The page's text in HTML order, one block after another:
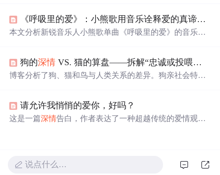
暖力量，引发关于爱情、成长和救赎的思考，带来共鸣与
力量。
《呼吸里的爱》：小熊歌用音乐诠释爱的真谛，在平凡中感受
本文分析新锐音乐人小熊歌单曲《呼吸里的爱》的音乐构
计，探讨旋律结构、歌词叙事逻辑与声音表现力如何共同
构建内敛深情 的听觉体验。
狗的深情 VS. 猫的算盘——拆解“忠诚或投喂机”背后的人宠密码
博客分析了狗、猫和鸟与人类关系的差异。狗亲社会特征
给出让关系越过“投喂机”的实用指南，强调爱与算计不矛
盾。
请允许我悄悄的爱你，好吗？
这是一篇深情告白，作者表达了一种超越传统的爱情观
说点什么…